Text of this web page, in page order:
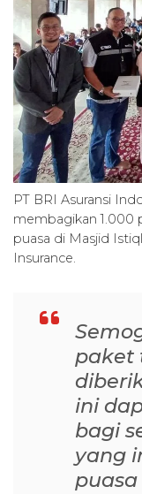
PT BRI Asuransi
membagikan 1.000
puasa di Masjid
Insurance.
paket
ini
bagi
yang